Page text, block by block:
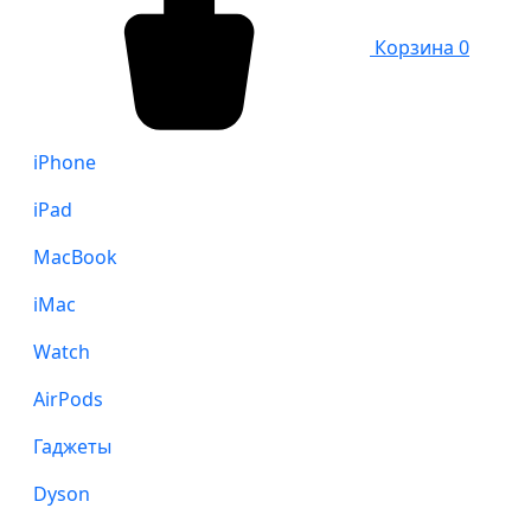
Корзина 0
iPhone
iPad
MacBook
iMac
Watch
AirPods
Гаджеты
Dyson